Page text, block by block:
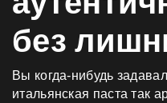
без
Вы когда‑нибудь
итальянская паста так